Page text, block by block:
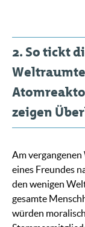
2. So tickt
zeigen
Am vergangenen
eines Freundes
den wenigen
gesamte
würden